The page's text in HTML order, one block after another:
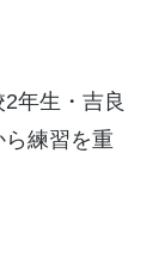
年生・吉良
練習を重